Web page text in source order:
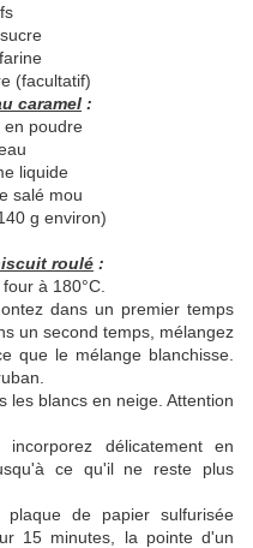
(facultatif)
caramel :
en poudre
liquide
salé mou
g environ)
roulé :
à 180°C.
dans un premier temps
un second temps, mélangez
que le mélange blanchisse.
les blancs en neige. Attention
délicatement en
ce qu'il ne reste plus
de papier sulfurisée
15 minutes, la pointe d'un